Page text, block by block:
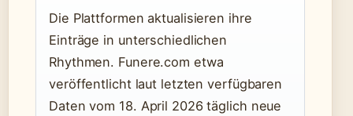
Die Plattformen aktualisieren ihre
Einträge in unterschiedlichen
Rhythmen. Funere.com etwa
veröffentlicht laut letzten verfügbaren
Daten vom 18. April 2026 täglich neue